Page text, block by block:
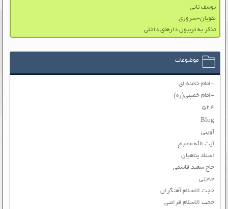
یوسف ثانی
نقویان-سروری
تذکر به تریبون دارهای داخلی
موضوعات
-امام خامنه ای
-امام خمینی(ره)
۵۲۴
Blog
آوینی
آیت الله مصباح
استاد پناهیان
حاج سعید قاسمی
حاجتی
حجت الاسلام آهنگران
حجت الاسلام قرائتی